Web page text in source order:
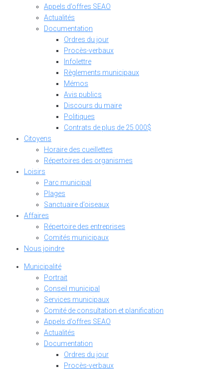
Appels d’offres SEAO
Actualités
Documentation
Ordres du jour
Procès-verbaux
Infolettre
Règlements municipaux
Mémos
Avis publics
Discours du maire
Politiques
Contrats de plus de 25 000$
Citoyens
Horaire des cueillettes
Répertoires des organismes
Loisirs
Parc municipal
Plages
Sanctuaire d’oiseaux
Affaires
Répertoire des entreprises
Comités municipaux
Nous joindre
Municipalité
Portrait
Conseil municipal
Services municipaux
Comité de consultation et planification
Appels d’offres SEAO
Actualités
Documentation
Ordres du jour
Procès-verbaux